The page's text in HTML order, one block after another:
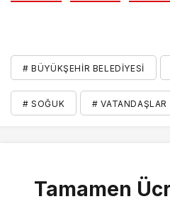
# BÜYÜKŞEHIR BELEDIYESI
# SOĞUK # VATANDAŞLAR
Tamamen